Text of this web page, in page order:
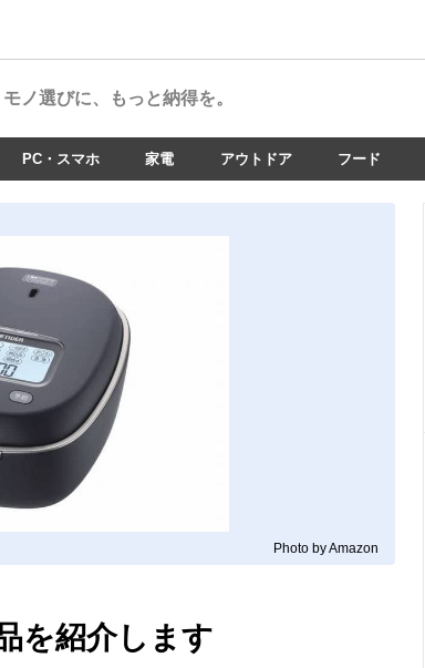
モノ選びに、もっと納得を。
PC・スマホ 家電 アウトドア フード
Photo by Amazon
を紹介します